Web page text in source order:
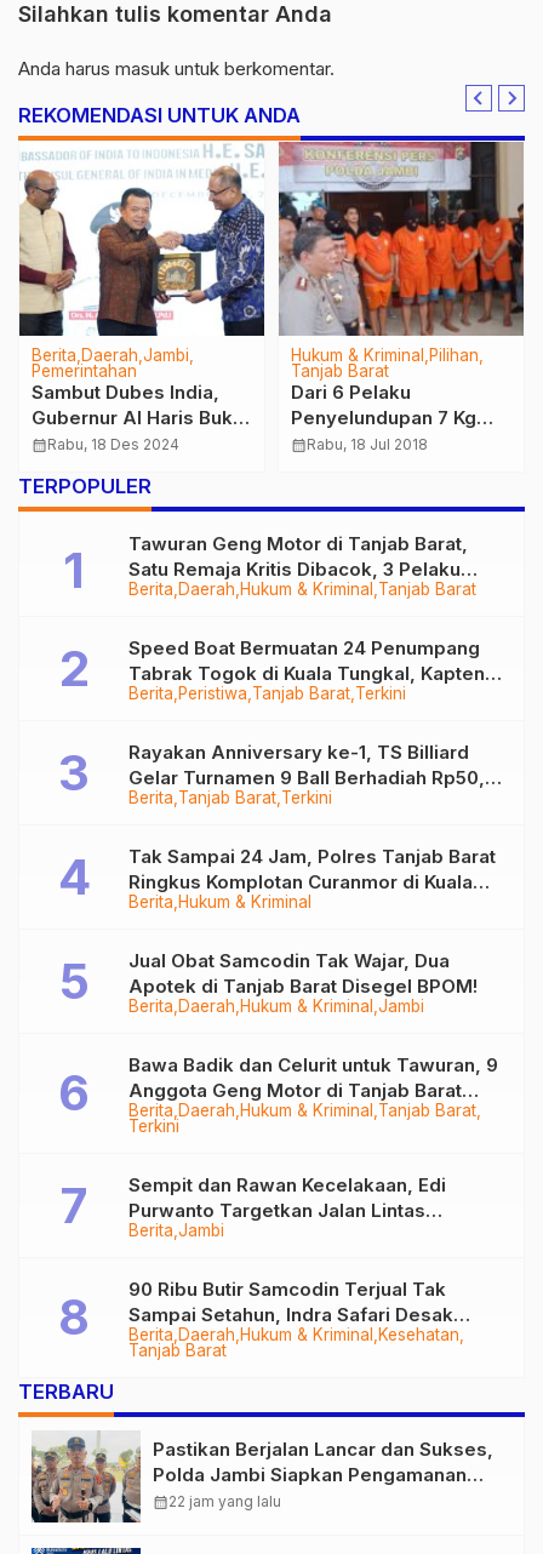
Silahkan tulis komentar Anda
Anda harus masuk untuk berkomentar.
REKOMENDASI UNTUK ANDA
Berita Daerah Jambi
Pemerintahan
Sambut Dubes India,
Gubernur Al Haris Buka
Peluang Kerja Sama
calendar_monthRabu, 18 Des 2024
Hukum & Kriminal
Pilihan
Tanjab Barat
Dari 6 Pelaku
Penyelundupan 7 Kg
Shabu, Salah Satunya
calendar_monthRabu, 18 Jul 2018
TERPOPULER
Berita Daerah Hukum & Kriminal Tanjab Barat
Tawuran Geng Motor di Tanjab Barat,
Satu Remaja Kritis Dibacok, 3 Pelaku
Ditangkap
Berita Peristiwa Tanjab Barat Terkini
Speed Boat Bermuatan 24 Penumpang
Tabrak Togok di Kuala Tungkal, Kapten
Sempat Hilang
Berita Tanjab Barat Terkini
Rayakan Anniversary ke-1, TS Billiard
Gelar Turnamen 9 Ball Berhadiah Rp50,8
Juta
Berita Hukum & Kriminal
Tak Sampai 24 Jam, Polres Tanjab Barat
Ringkus Komplotan Curanmor di Kuala
Tungkal
Berita Daerah Hukum & Kriminal Jambi
Jual Obat Samcodin Tak Wajar, Dua
Apotek di Tanjab Barat Disegel BPOM!
Berita Daerah Hukum & Kriminal Tanjab Barat
Terkini
Bawa Badik dan Celurit untuk Tawuran, 9
Anggota Geng Motor di Tanjab Barat
Diringkus
Berita Jambi
Sempit dan Rawan Kecelakaan, Edi
Purwanto Targetkan Jalan Lintas
Tungkal-Jambi Mulus di 2028
Berita Daerah Hukum & Kriminal
Kesehatan
Tanjab Barat
90 Ribu Butir Samcodin Terjual Tak
Sampai Setahun, Indra Safari Desak
Audit Menyeluruh
TERBARU
Pastikan Berjalan Lancar dan Sukses,
Polda Jambi Siapkan Pengamanan
Berlapis untuk 8.750 Pelari, 1.848
calendar_month22 jam yang lalu